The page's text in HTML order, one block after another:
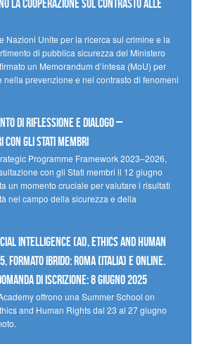
la cooperazione sul contrasto alle
Nazioni Unite per la ricerca sul crimine e la
di pubblica sicurezza del Ministero
un Memorandum d’intesa (MoU) per
prevenzione e nel contrasto di fenomeni
di riflessione e dialogo –
con gli Stati membri
Programme Framework 2023–2026,
con gli Stati membri il 12 giugno
un momento cruciale per valutare i risultati
nel campo della sicurezza e della
Intelligence (AI), Ethics and Human
Formato Ibrido: Roma (Italia) e online.
di iscrizione: 8 giugno 2025
offrono una Summer School on
and Human Rights dal 23 al 27 giugno